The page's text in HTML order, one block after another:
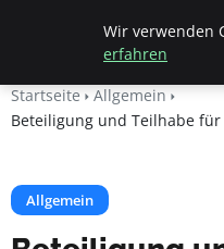
Beyond Surface
Startseite
Allgemein
Beteiligung und Teilhabe
Allgemein
Wir verwenden
erfahren